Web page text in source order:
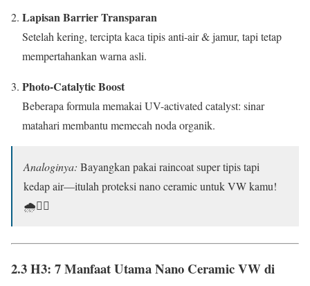
Lapisan Barrier Transparan
Setelah kering, tercipta kaca tipis anti-air & jamur, tapi tetap
mempertahankan warna asli.
Photo-Catalytic Boost
Beberapa formula memakai UV-activated catalyst: sinar
matahari membantu memecah noda organik.
Analoginya: Bayangkan pakai raincoat super tipis tapi
kedap air—itulah proteksi nano ceramic untuk VW kamu!
🌧️🦸‍♂️
2.3 H3: 7 Manfaat UtamaNano Ceramic VW di